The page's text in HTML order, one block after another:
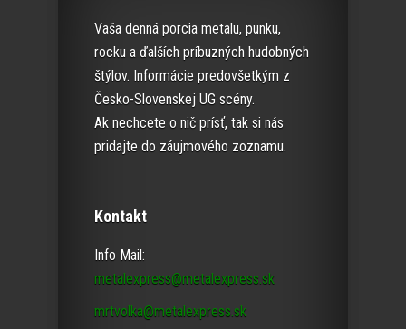
Vaša denná porcia metalu, punku,
rocku a ďalších príbuzných hudobných
štýlov. Informácie predovšetkým z
Česko-Slovenskej UG scény.
Ak nechcete o nič prísť, tak si nás
pridajte do záujmového zoznamu.
Kontakt
Info Mail:
metalexpress@metalexpress.sk
mrtvolka@metalexpress.sk